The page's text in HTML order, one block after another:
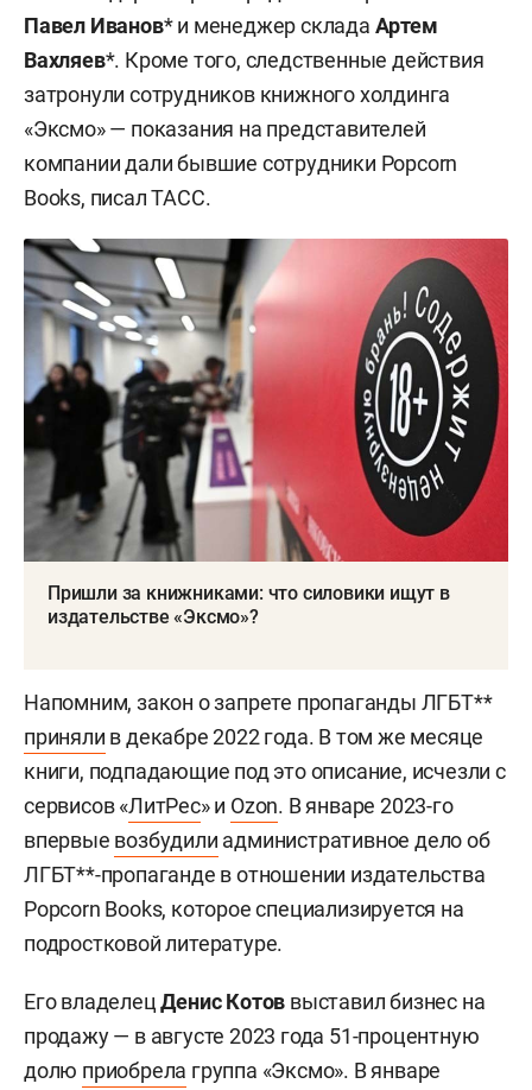
Павел Иванов* и менеджер склада Артем
Вахляев*. Кроме того, следственные действия
затронули сотрудников книжного холдинга
«Эксмо» — показания на представителей
компании дали бывшие сотрудники Popcorn
Books, писал ТАСС.
Пришли за книжниками: что силовики ищут в
издательстве «Эксмо»?
Напомним, закон о запрете пропаганды ЛГБТ**
приняли в декабре 2022 года. В том же месяце
книги, подпадающие под это описание, исчезли с
сервисов «ЛитРес» и Ozon. В январе 2023-го
впервые возбудили административное дело об
ЛГБТ**-пропаганде в отношении издательства
Popcorn Books, которое специализируется на
подростковой литературе.
Его владелецДенис Котов выставил бизнес на
продажу — в августе 2023 года 51-процентную
долю приобрела группа «Эксмо». В январе